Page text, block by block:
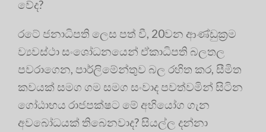
වේද?
රටේ ජනාධිපති ලෙස පත් වී, 20වන ආණ්ඩුක්‍රම
ව්‍යවස්ථා සංශෝධනයෙන් ඒකාධිපති බලතල
පවරාගෙන, පාර්ලිමේන්තුව බල රහිත කර, සීමිත
කවයක් සමග ගම සමග සංවාද පවත්වමින් සිටින
ගෝඨාභය රාජපක්ෂට මේ අභියෝග ගැන
අවබෝධයක් තිබෙනවාද? සියල්ල දන්නා